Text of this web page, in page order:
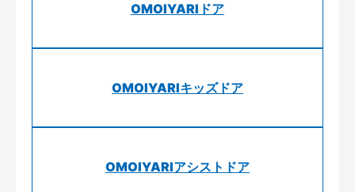
OMOIYARIドア
OMOIYARIキッズドア
OMOIYARIアシストドア